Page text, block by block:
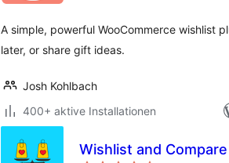
A simple, powerful WooCommerce wishlist
later, or share gift ideas.
Josh Kohlbach
400+ aktive Installationen
Wishlist and